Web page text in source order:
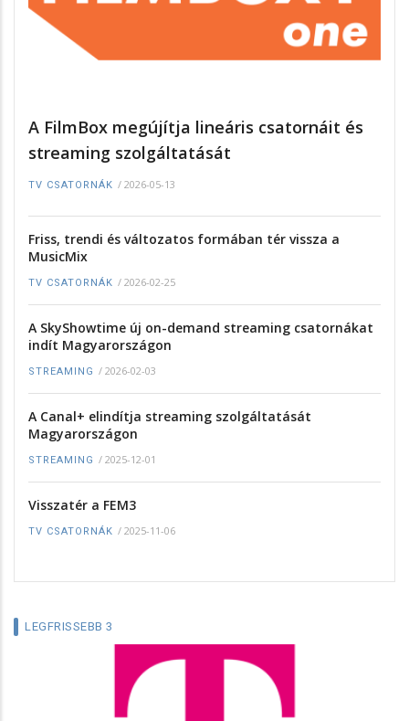
A FilmBox megújítja lineáris csatornáit és
streaming szolgáltatását
TV CSATORNÁK / 2026-05-13
Friss, trendi és változatos formában tér vissza a
MusicMix
TV CSATORNÁK / 2026-02-25
A SkyShowtime új on-demand streaming csatornákat
indít Magyarországon
STREAMING / 2026-02-03
A Canal+ elindítja streaming szolgáltatását
Magyarországon
STREAMING / 2025-12-01
Visszatér a FEM3
TV CSATORNÁK / 2025-11-06
LEGFRISSEBB 3